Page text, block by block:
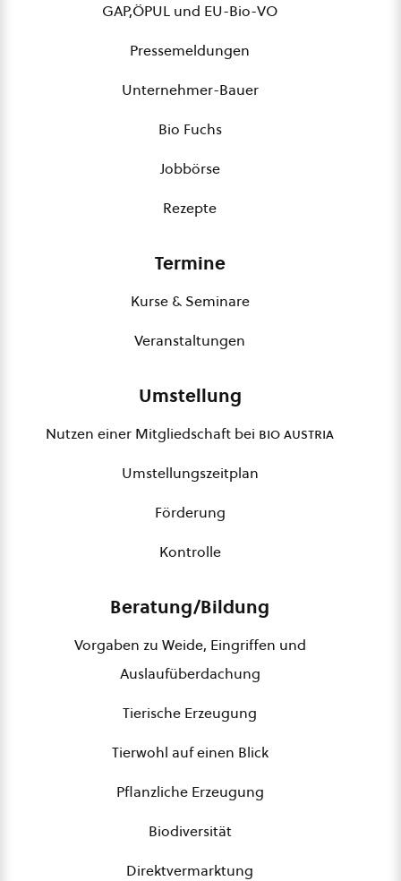
GAP,ÖPUL und EU-Bio-VO
Pressemeldungen
Unternehmer-Bauer
Bio Fuchs
Jobbörse
Rezepte
Termine
Kurse & Seminare
Veranstaltungen
Umstellung
Nutzen einer Mitgliedschaft bei bio austria
Umstellungszeitplan
Förderung
Kontrolle
Beratung/Bildung
Vorgaben zu Weide, Eingriffen und
Auslaufüberdachung
Tierische Erzeugung
Tierwohl auf einen Blick
Pflanzliche Erzeugung
Biodiversität
Direktvermarktung